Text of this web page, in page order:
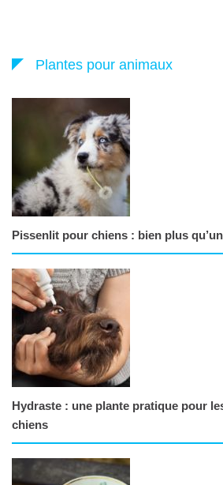
Plantes pour animaux
Pissenlit pour chiens : bien plus
Hydraste : une plante pratique pour
chiens